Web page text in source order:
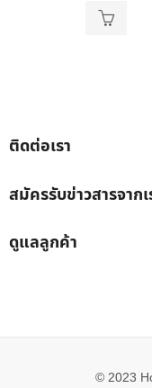
ติดต่อเรา
สมัครรับข่าวสารจากเ
ดูแลลูกค้า
© 2023